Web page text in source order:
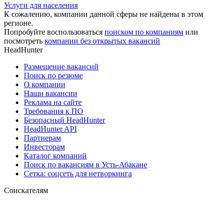
Услуги для населения
К сожалению, компании данной сферы не найдены в этом
регионе.
Попробуйте воспользоваться поиском по компаниям или
посмотреть компании без открытых вакансий
HeadHunter
Размещение вакансий
Поиск по резюме
О компании
Наши вакансии
Реклама на сайте
Требования к ПО
Безопасный HeadHunter
HeadHunter API
Партнерам
Инвесторам
Каталог компаний
Поиск по вакансиям в Усть-Абакане
Сетка: соцсеть для нетворкинга
Соискателям